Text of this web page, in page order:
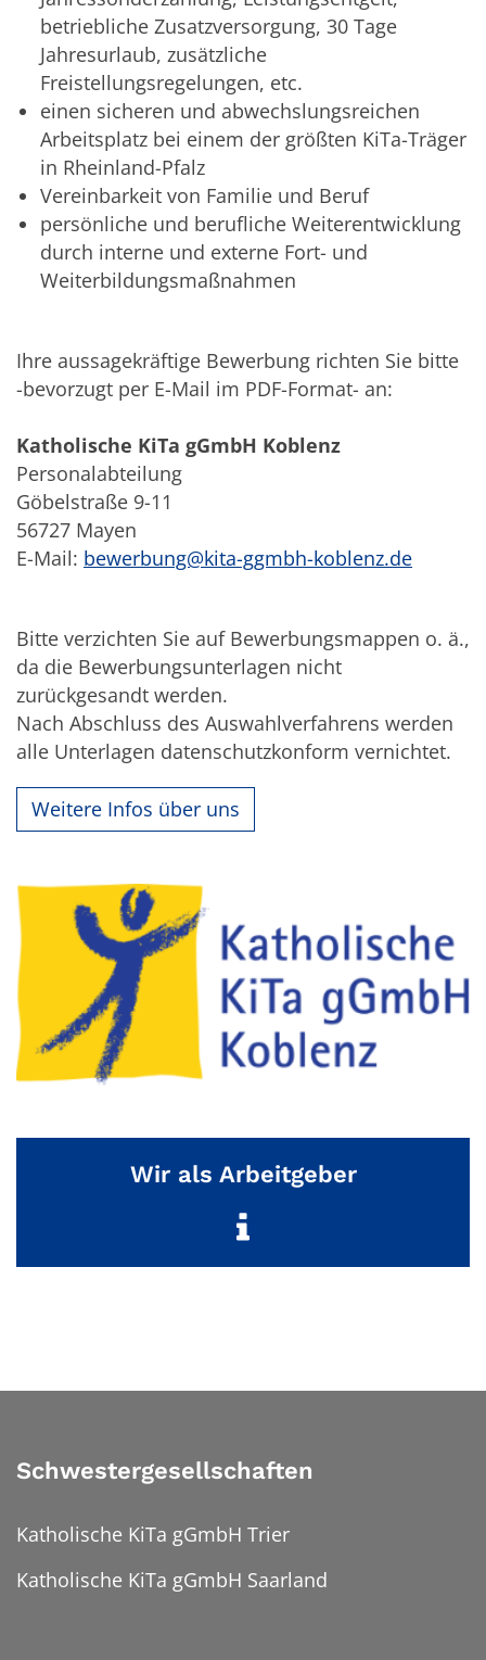
betriebliche Zusatzversorgung, 30 Tage
Jahresurlaub, zusätzliche
Freistellungsregelungen, etc.
einen sicheren und abwechslungsreichen
Arbeitsplatz bei einem der größten KiTa-Träger
in Rheinland-Pfalz
Vereinbarkeit von Familie und Beruf
persönliche und berufliche Weiterentwicklung
durch interne und externe Fort- und
Weiterbildungsmaßnahmen
Ihre aussagekräftige Bewerbung richten Sie bitte
-bevorzugt per E-Mail im PDF-Format- an:
Katholische KiTa gGmbH Koblenz
Personalabteilung
Göbelstraße 9-11
56727 Mayen
E-Mail: bewerbung@kita-ggmbh-koblenz.de
Bitte verzichten Sie auf Bewerbungsmappen o. ä.,
da die Bewerbungsunterlagen nicht
zurückgesandt werden.
Nach Abschluss des Auswahlverfahrens werden
alle Unterlagen datenschutzkonform vernichtet.
Weitere Infos über uns
Wir als Arbeitgeber
Schwestergesellschaften
Katholische KiTa gGmbH Trier
Katholische KiTa gGmbH Saarland